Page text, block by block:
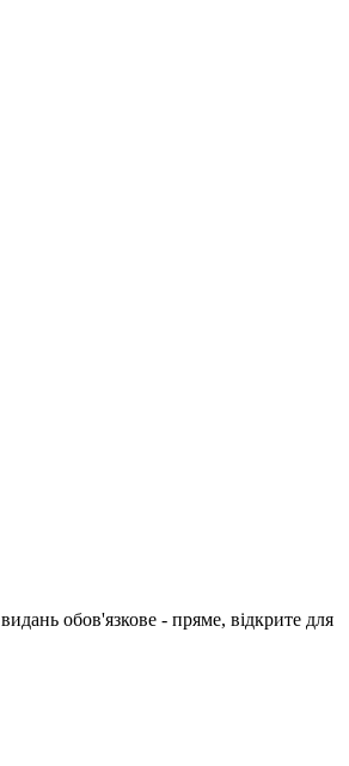
обов'язкове - пряме, відкрите для